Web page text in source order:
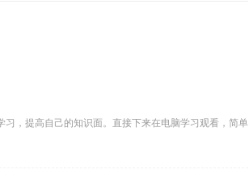
，提高自己的知识面。直接下来在电脑学习观看，简单